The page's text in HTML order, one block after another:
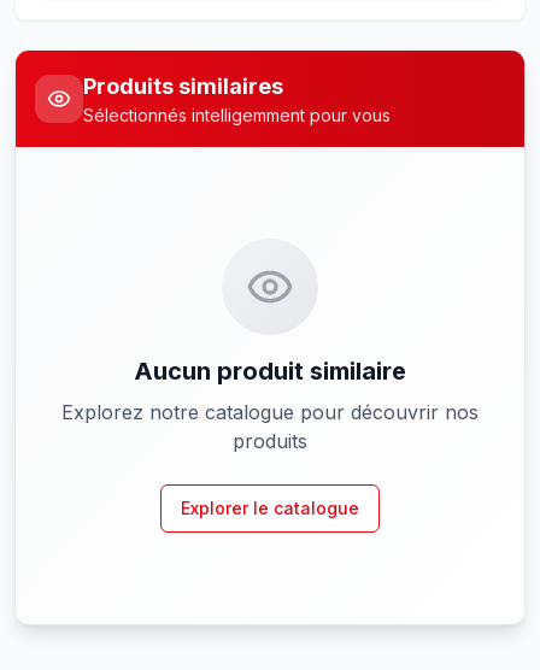
Produits similaires
Sélectionnés intelligemment pour vous
Aucun produit similaire
Explorez notre catalogue pour découvrir nos
produits
Explorer le catalogue